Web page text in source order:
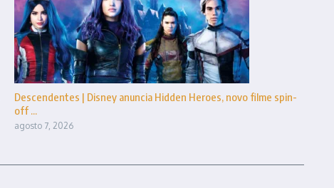
Descendentes | Disney anuncia Hidden Heroes, novo filme spin-
off ...
agosto 7, 2026